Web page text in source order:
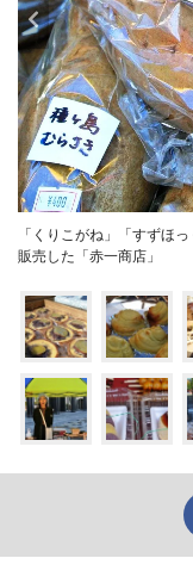
「くりこがね」「すずほ
販売した「赤一商店」